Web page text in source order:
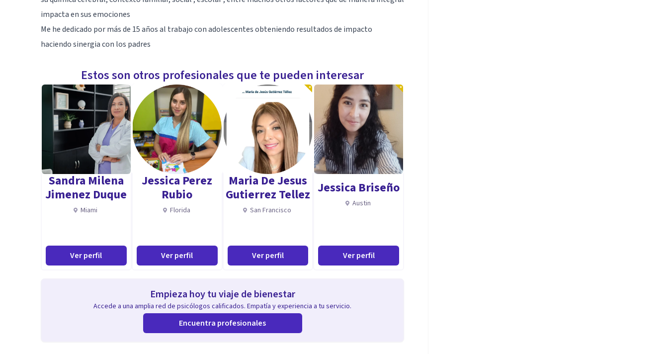
impacta en sus emociones
Me he dedicado por más de 15 años al trabajo con adolescentes obteniendo resultados de impacto
haciendo sinergia con los padres
Estos son otros profesionales que te pueden interesar
Sandra Milena
Jimenez Duque
Miami
Ver perfil
Jessica Perez
Rubio
Florida
Ver perfil
Maria De Jesus
Gutierrez Tellez
San Francisco
Ver perfil
Jessica Briseño
Austin
Ver perfil
Empieza hoy tu viaje de bienestar
Accede a una amplia red de psicólogos calificados. Empatía y experiencia a tu servicio.
Encuentra profesionales